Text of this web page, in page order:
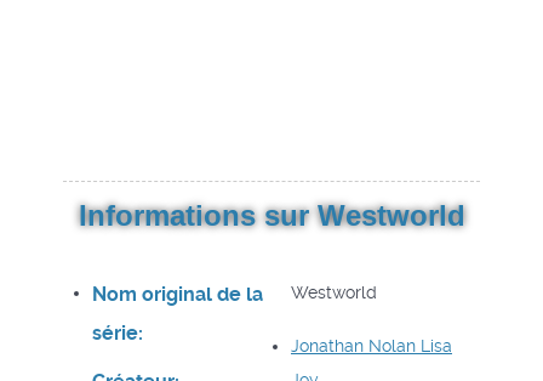
Informations sur Westworld
Nom original de la
série:
Westworld
Jonathan Nolan Lisa